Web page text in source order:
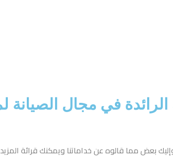
في مجال الصيانة
بعض مما قالوه عن خداماتنا ويمكنكقرائة